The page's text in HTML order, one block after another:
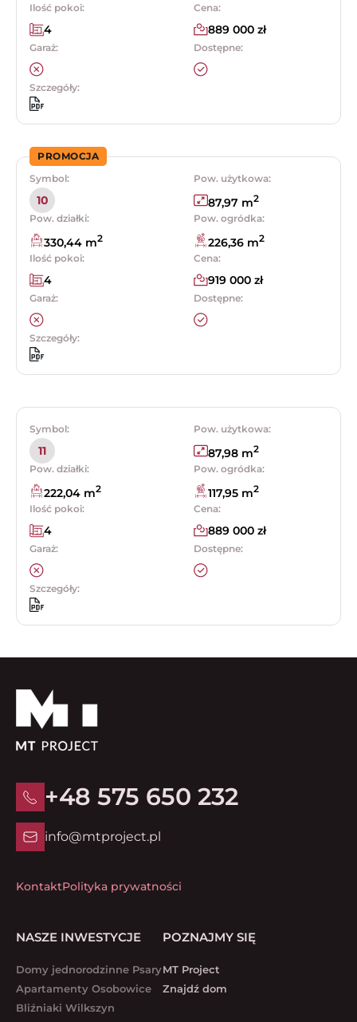
Ilość pokoi:
4
Cena:
889 000 zł
Garaż: Dostępne:
Szczegóły:
PROMOCJA
Symbol:
10
Pow. użytkowa:
87,97 m2
Pow. działki:
330,44 m2
Pow. ogródka:
226,36 m2
Ilość pokoi:
4
Cena:
919 000 zł
Garaż: Dostępne:
Szczegóły:
Symbol:
11
Pow. użytkowa:
87,98 m2
Pow. działki:
222,04 m2
Pow. ogródka:
117,95 m2
Ilość pokoi:
4
Cena:
889 000 zł
Garaż: Dostępne:
Szczegóły:
+48 575 650 232
info@mtproject.pl
KontaktPolityka prywatności
NASZE INWESTYCJE
Domy jednorodzinne Psary
Apartamenty Osobowice
Bliźniaki Wilkszyn
POZNAJMY SIĘ
MT Project
Znajdź dom